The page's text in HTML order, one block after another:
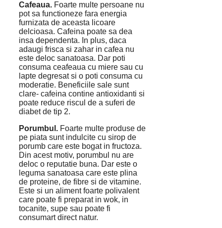
Cafeaua. Foarte multe persoane nu
pot sa functioneze fara energia
furnizata de aceasta licoare
delcioasa. Cafeina poate sa dea
insa dependenta. In plus, daca
adaugi frisca si zahar in cafea nu
este deloc sanatoasa. Dar poti
consuma ceafeaua cu miere sau cu
lapte degresat si o poti consuma cu
moderatie. Beneficiile sale sunt
clare- cafeina contine antioxidanti si
poate reduce riscul de a suferi de
diabet de tip 2.
Porumbul. Foarte multe produse de
pe piata sunt indulcite cu sirop de
porumb care este bogat in fructoza.
Din acest motiv, porumbul nu are
deloc o reputatie buna. Dar este o
leguma sanatoasa care este plina
de proteine, de fibre si de vitamine.
Este si un aliment foarte polivalent
care poate fi preparat in wok, in
tocanite, supe sau poate fi
consumart direct natur.